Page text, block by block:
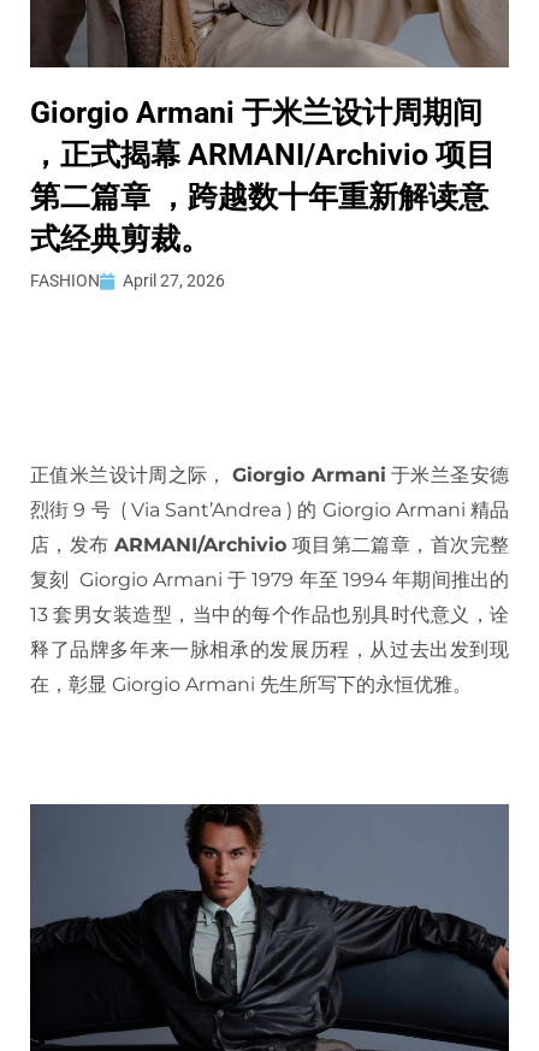
Giorgio Armani 于米兰设计周期间
，正式揭幕 ARMANI/Archivio 项目
第二篇章 ，跨越数十年重新解读意
式经典剪裁。
FASHION April 27, 2026
正值米兰设计周之际，Giorgio Armani 于米兰圣安德
烈街 9 号 ( Via Sant’Andrea ) 的 Giorgio Armani 精品
店，发布ARMANI/Archivio 项目第二篇章，首次完整
复刻 Giorgio Armani 于 1979 年至 1994 年期间推出的
13 套男女装造型，当中的每个作品也别具时代意义，诠
释了品牌多年来一脉相承的发展历程，从过去出发到现
在，彰显 Giorgio Armani 先生所写下的永恒优雅。